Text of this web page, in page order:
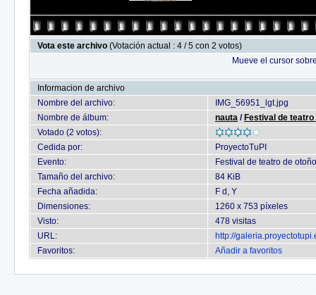
Vota este archivo (Votación actual : 4 / 5 con 2 votos)
Mueve el cursor
Informacion de archivo
Nombre del archivo:
IMG_56951_lgt.jpg
Nombre de álbum:
nauta / Festival de teatro
Votado (2 votos):
Cedida por:
ProyectoTuPI
Evento:
Festival de teatro de otoño
Tamaño del archivo:
84 KiB
Fecha añadida:
F d, Y
Dimensiones:
1260 x 753 píxeles
Visto:
478 visitas
URL:
http://
Favoritos:
Añadir a favoritos